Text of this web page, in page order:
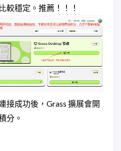
較穩定。推薦！！！
接成功後，Grass 擴展會開
分。